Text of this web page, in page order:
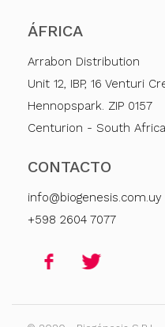
ÁFRICA
Arrabon Distribution
Unit 12, IBP, 16 Venturi
Hennopspark. ZIP 0157
Centurion - South Africa
CONTACTO
info@biogenesis.com.uy
+598 2604 7077